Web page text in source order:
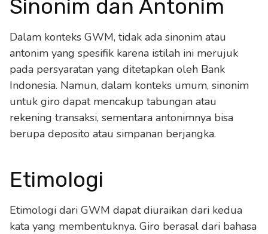
Sinonim dan Antonim
Dalam konteks GWM, tidak ada sinonim atau
antonim yang spesifik karena istilah ini merujuk
pada persyaratan yang ditetapkan oleh Bank
Indonesia. Namun, dalam konteks umum, sinonim
untuk giro dapat mencakup tabungan atau
rekening transaksi, sementara antonimnya bisa
berupa deposito atau simpanan berjangka.
Etimologi
Etimologi dari GWM dapat diuraikan dari kedua
kata yang membentuknya. Giro berasal dari bahasa